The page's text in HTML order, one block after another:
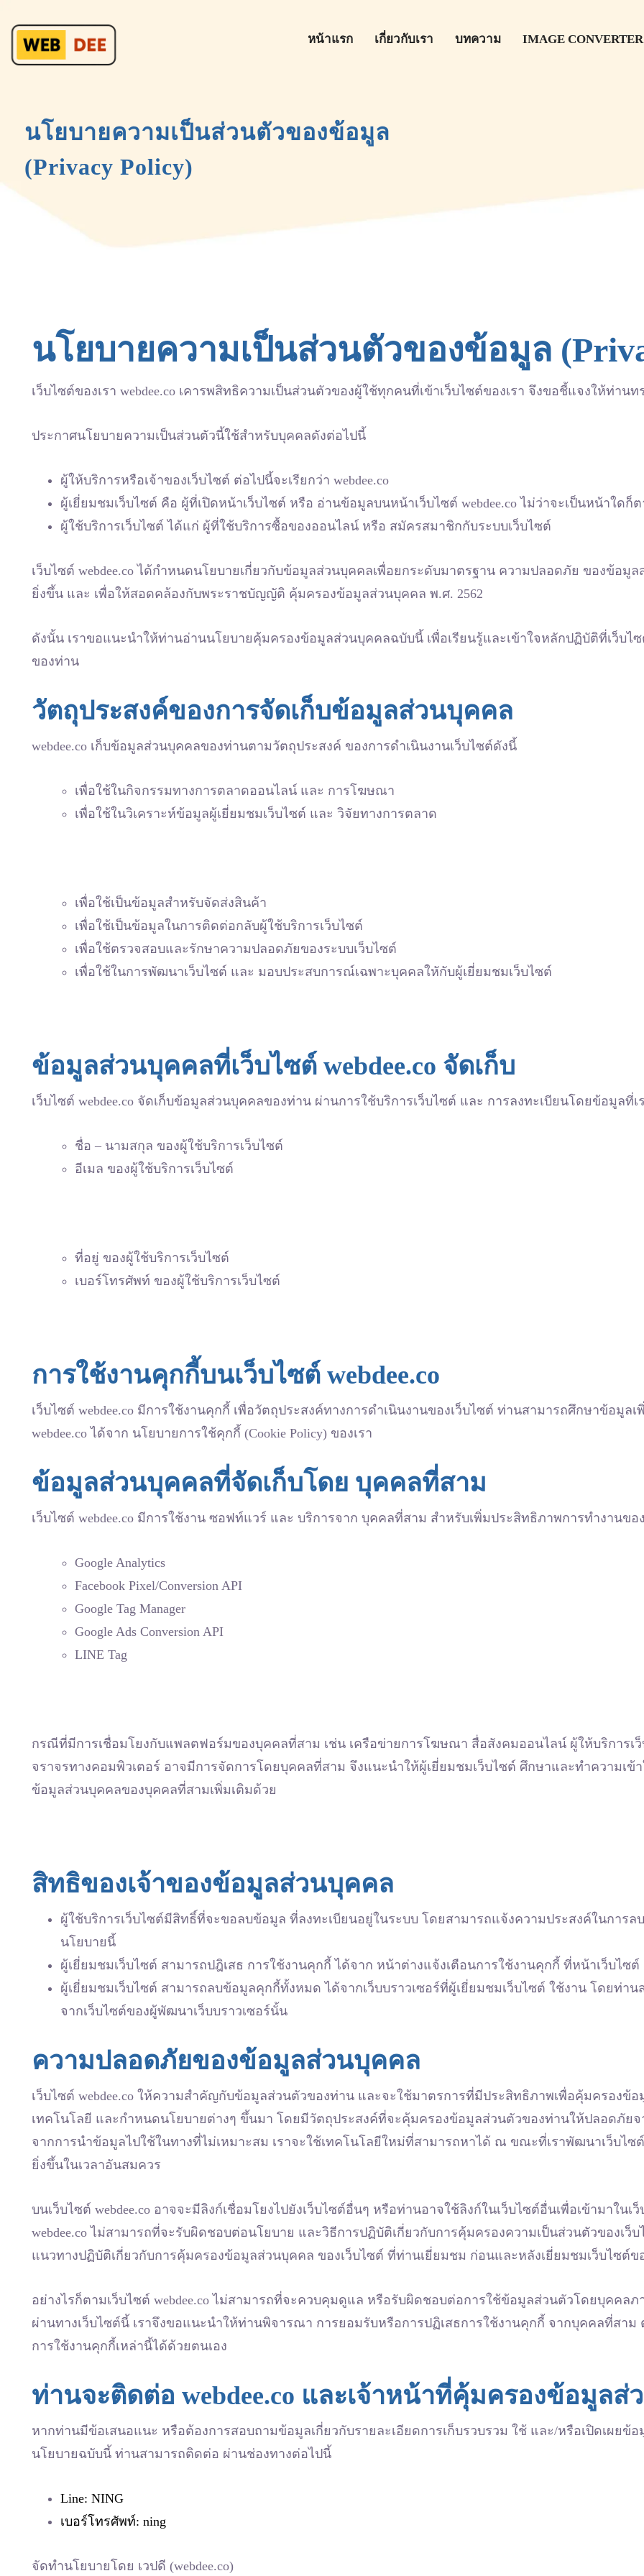
หน้าแรก เกี่ยวกับเรา บทความ IMAGE CONVERTER
นโยบายความเป็นส่วนตัวของข้อมูล
(Privacy Policy)
นโยบายความเป็นส่วนตัวของข้อมูล
เว็บไซต์ของเรา webdee.co เคารพสิทธิความเป็นส่วนตัวของผู้ใช้ทุกคนที่เข้าเว็บไซต์ของเรา จึงขอชี้แจงให้ท่า
ประกาศนโยบายความเป็นส่วนตัวนี้ใช้สำหรับบุคคลดังต่อไปนี้
ผู้ให้บริการหรือเจ้าของเว็บไซต์ ต่อไปนี้จะเรียกว่า webdee.co
ผู้เยี่ยมชมเว็บไซต์ คือ ผู้ที่เปิดหน้าเว็บไซต์ หรือ อ่านข้อมูลบนหน้าเว็บไซต์ webdee.co ไม่ว่าจะเป็นหน้าใดก็ต
ผู้ใช้บริการเว็บไซต์ ได้แก่ ผู้ที่ใช้บริการซื้อของออนไลน์ หรือ สมัครสมาชิกกับระบบเว็บไซต์
เว็บไซต์ webdee.co ได้กำหนดนโยบายเกี่ยวกับข้อมูลส่วนบุคคลเพื่อยกระดับมาตรฐาน ความปลอดภัย ของข้อมู
ยิ่งขึ้น และ เพื่อให้สอดคล้องกับพระราชบัญญัติ คุ้มครองข้อมูลส่วนบุคคล พ.ศ. 2562
ดังนั้น เราขอแนะนำให้ท่านอ่านนโยบายคุ้มครองข้อมูลส่วนบุคคลฉบับนี้ เพื่อเรียนรู้และเข้าใจหลักปฏิบัติที่เว็บไ
ของท่าน
วัตถุประสงค์ของการจัดเก็บข้อมูลส่วนบุคคล
webdee.co เก็บข้อมูลส่วนบุคคลของท่านตามวัตถุประสงค์ ของการดำเนินงานเว็บไซต์ดังนี้
เพื่อใช้ในกิจกรรมทางการตลาดออนไลน์ และ การโฆษณา
เพื่อใช้ในวิเคราะห์ข้อมูลผู้เยี่ยมชมเว็บไซต์ และ วิจัยทางการตลาด
เพื่อใช้เป็นข้อมูลสำหรับจัดส่งสินค้า
เพื่อใช้เป็นข้อมูลในการติดต่อกลับผู้ใช้บริการเว็บไซต์
เพื่อใช้ตรวจสอบและรักษาความปลอดภัยของระบบเว็บไซต์
เพื่อใช้ในการพัฒนาเว็บไซต์ และ มอบประสบการณ์เฉพาะบุคคลใหักับผู้เยี่ยมชมเว็บไซต์
ข้อมูลส่วนบุคคลที่เว็บไซต์ webdee.co จัดเก็บ
เว็บไซต์ webdee.co จัดเก็บข้อมูลส่วนบุคคลของท่าน ผ่านการใช้บริการเว็บไซต์ และ การลงทะเบียนโดยข้อมูลที่เ
ชื่อ – นามสกุล ของผู้ใช้บริการเว็บไซต์
อีเมล ของผู้ใช้บริการเว็บไซต์
ที่อยู่ ของผู้ใช้บริการเว็บไซต์
เบอร์โทรศัพท์ ของผู้ใช้บริการเว็บไซต์
การใช้งานคุกกี้บนเว็บไซต์ webdee.co
เว็บไซต์ webdee.co มีการใช้งานคุกกี้ เพื่อวัตถุประสงค์ทางการดำเนินงานของเว็บไซต์ ท่านสามารถศึกษาข้อมูล
webdee.co ได้จาก นโยบายการใช้คุกกี้ (Cookie Policy) ของเรา
ข้อมูลส่วนบุคคลที่จัดเก็บโดย บุคคลที่สาม
เว็บไซต์ webdee.co มีการใช้งาน ซอฟท์แวร์ และ บริการจาก บุคคลที่สาม สำหรับเพิ่มประสิทธิภาพการทำงานข
Google Analytics
Facebook Pixel/Conversion API
Google Tag Manager
Google Ads Conversion API
LINE Tag
กรณีที่มีการเชื่อมโยงกับแพลตฟอร์มของบุคคลที่สาม เช่น เครือข่ายการโฆษณา สื่อสังคมออนไลน์ ผู้ให้บริการเ
จราจรทางคอมพิวเตอร์ อาจมีการจัดการโดยบุคคลที่สาม จึงแนะนำให้ผู้เยี่ยมชมเว็บไซต์ ศึกษาและทำความเ
ข้อมูลส่วนบุคคลของบุคคลที่สามเพิ่มเติมด้วย
สิทธิของเจ้าของข้อมูลส่วนบุคคล
ผู้ใช้บริการเว็บไซต์มีสิทธิ์ที่จะขอลบข้อมูล ที่ลงทะเบียนอยู่ในระบบ โดยสามารถแจ้งความประสงค์ในกา
นโยบายนี้
ผู้เยี่ยมชมเว็บไซต์ สามารถปฎิเสธ การใช้งานคุกกี้ ได้จาก หน้าต่างแจ้งเตือนการใช้งานคุกกี้ ที่หน้าเว็บไซต์
ผู้เยี่ยมชมเว็บไซต์ สามารถลบข้อมูลคุกกี้ทั้งหมด ได้จากเว็บบราวเซอร์ที่ผู้เยี่ยมชมเว็บไซต์ ใช้งาน โดยท่า
จากเว็บไซต์ของผู้พัฒนาเว็บบราวเซอร์นั้น
ความปลอดภัยของข้อมูลส่วนบุคคล
เว็บไซต์ webdee.co ให้ความสำคัญกับข้อมูลส่วนตัวของท่าน และจะใช้มาตรการที่มีประสิทธิภาพเพื่อคุ้มครองข้
เทคโนโลยี และกำหนดนโยบายต่างๆ ขึ้นมา โดยมีวัตถุประสงค์ที่จะคุ้มครองข้อมูลส่วนตัวของท่านให้ปลอดภัย
จากการนำข้อมูลไปใช้ในทางที่ไม่เหมาะสม เราจะใช้เทคโนโลยีใหม่ที่สามารถหาได้ ณ ขณะที่เราพัฒนาเว็บไซ
ยิ่งขึ้นในเวลาอันสมควร
บนเว็บไซต์ webdee.co อาจจะมีลิงก์เชื่อมโยงไปยังเว็บไซต์อื่นๆ หรือท่านอาจใช้ลิงก์ในเว็บไซต์อื่นเพื่อเข้ามาในเ
webdee.co ไม่สามารถที่จะรับผิดชอบต่อนโยบาย และวิธีการปฏิบัติเกี่ยวกับการคุ้มครองความเป็นส่วนตัวของเ
แนวทางปฏิบัติเกี่ยวกับการคุ้มครองข้อมูลส่วนบุคคล ของเว็บไซต์ ที่ท่านเยี่ยมชม ก่อนและหลังเยี่ยมชมเว็บไซต์ข
อย่างไรก็ตามเว็บไซต์ webdee.co ไม่สามารถที่จะควบคุมดูแล หรือรับผิดชอบต่อการใช้ข้อมูลส่วนตัวโดยบุคค
ผ่านทางเว็บไซต์นี้ เราจึงขอแนะนำให้ท่านพิจารณา การยอมรับหรือการปฏิเสธการใช้งานคุกกี้ จากบุคคลที่สา
การใช้งานคุกกี้เหล่านี้ได้ด้วยตนเอง
ท่านจะติดต่อ webdee.co และเจ้าหน้าที่คุ้มครองข้อมูลส่
หากท่านมีข้อเสนอแนะ หรือต้องการสอบถามข้อมูลเกี่ยวกับรายละเอียดการเก็บรวบรวม ใช้ และ/หรือเปิดเผย
นโยบายฉบับนี้ ท่านสามารถติดต่อ ผ่านช่องทางต่อไปนี้
Line: NING
เบอร์โทรศัพท์: ning
จัดทำนโยบายโดย เวปดี (webdee.co)